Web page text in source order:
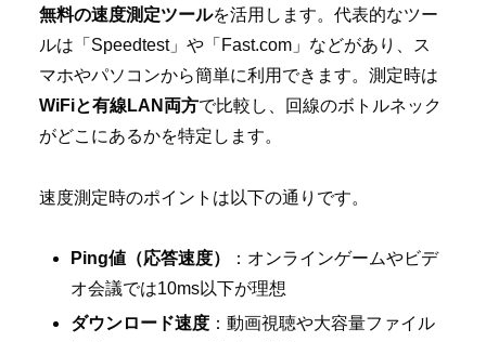
無料の速度測定ツールを活用します。代表的なツー
ルは「Speedtest」や「Fast.com」などがあり、ス
マホやパソコンから簡単に利用できます。測定時は
WiFiと有線LAN両方で比較し、回線のボトルネック
がどこにあるかを特定します。
速度測定時のポイントは以下の通りです。
Ping値（応答速度）
：オンラインゲームやビデ
オ会議では10ms以下が理想
ダウンロード速度 ：動画視聴や大容量ファイル